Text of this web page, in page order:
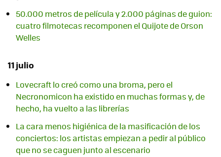
50.000 metros de película y 2.000 páginas de guion:
cuatro filmotecas recomponen el Quijote de Orson
Welles
11 julio
Lovecraft lo creó como una broma, pero el
Necronomicon ha existido en muchas formas y, de
hecho, ha vuelto a las librerías
La cara menos higiénica de la masificación de los
conciertos: los artistas empiezan a pedir al público
que no se caguen junto al escenario